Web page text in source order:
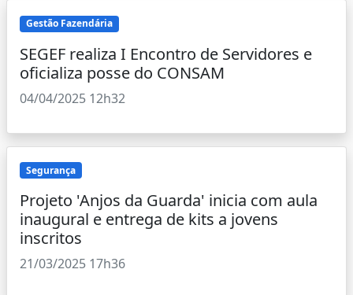
Gestão Fazendária
SEGEF realiza I Encontro de Servidores e
oficializa posse do CONSAM
04/04/2025 12h32
Segurança
Projeto 'Anjos da Guarda' inicia com aula
inaugural e entrega de kits a jovens
inscritos
21/03/2025 17h36